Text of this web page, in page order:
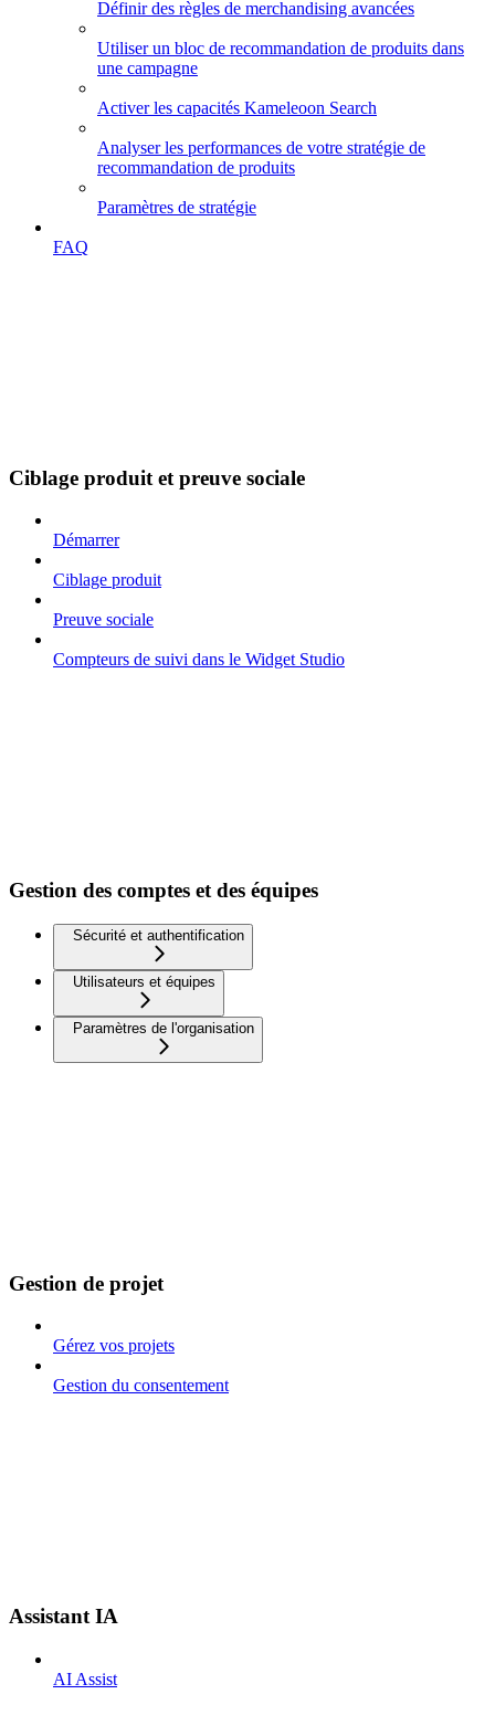
Définir des règles de merchandising avancées
Utiliser un bloc de recommandation de produits dans
une campagne
Activer les capacités Kameleoon Search
Analyser les performances de votre stratégie de
recommandation de produits
Paramètres de stratégie
FAQ
Ciblage produit et preuve sociale
Démarrer
Ciblage produit
Preuve sociale
Compteurs de suivi dans le Widget Studio
Gestion des comptes et des équipes
Sécurité et authentification
Utilisateurs et équipes
Paramètres de l'organisation
Gestion de projet
Gérez vos projets
Gestion du consentement
Assistant IA
AI Assist